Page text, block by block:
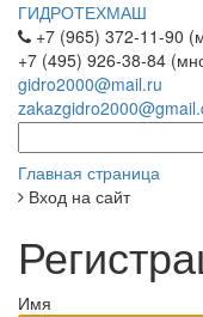
ГИДРОТЕХМАШ
+7 (965) 372-11-90
+7 (495) 926-38-84
gidro2000@mail.ru
Главная страница
Вход на сайт
Имя